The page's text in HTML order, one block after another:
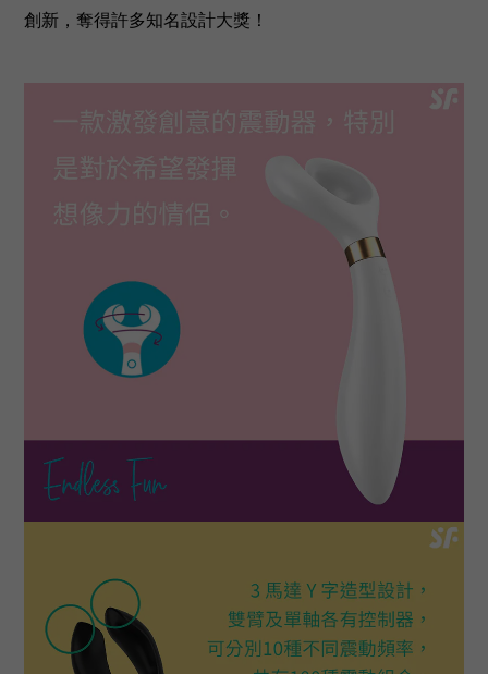
創新，奪得許多知名設計大獎！